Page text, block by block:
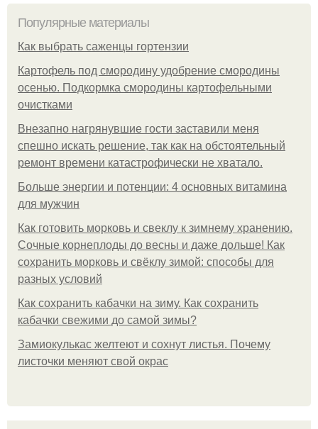
Популярные материалы
Как выбрать саженцы гортензии
Картофель под смородину удобрение смородины
осенью. Подкормка смородины картофельными
очистками
Внезапно нагрянувшие гости заставили меня
спешно искать решение, так как на обстоятельный
ремонт времени катастрофически не хватало.
Больше энергии и потенции: 4 основных витамина
для мужчин
Как готовить морковь и свеклу к зимнему хранению.
Сочные корнеплоды до весны и даже дольше! Как
сохранить морковь и свёклу зимой: способы для
разных условий
Как сохранить кабачки на зиму. Как сохранить
кабачки свежими до самой зимы?
Замиокулькас желтеют и сохнут листья. Почему
листочки меняют свой окрас